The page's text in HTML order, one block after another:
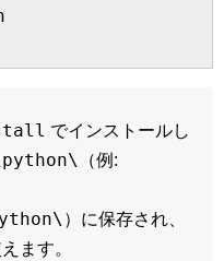
でインストールし
（例:
）に保存され、
ます。